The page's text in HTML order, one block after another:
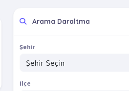
Arama Daraltma
Şehir
İlçe